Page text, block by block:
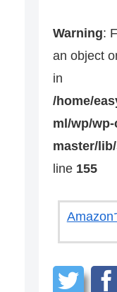
Warning:
an object
in
/home/
ml/wp/
master/
line 155
Amazon